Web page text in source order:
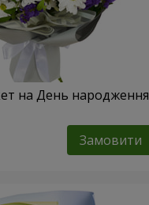
на День народження
Замовити